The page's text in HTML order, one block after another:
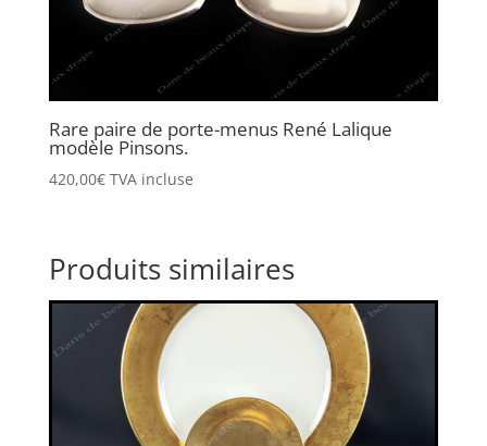
Rare paire de porte-menus René Lalique
modèle Pinsons.
420,00€ TVA incluse
Produits similaires